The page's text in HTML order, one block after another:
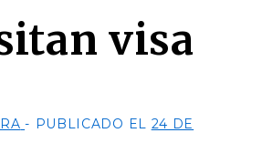
visa
PUBLICADO EL 24 DE